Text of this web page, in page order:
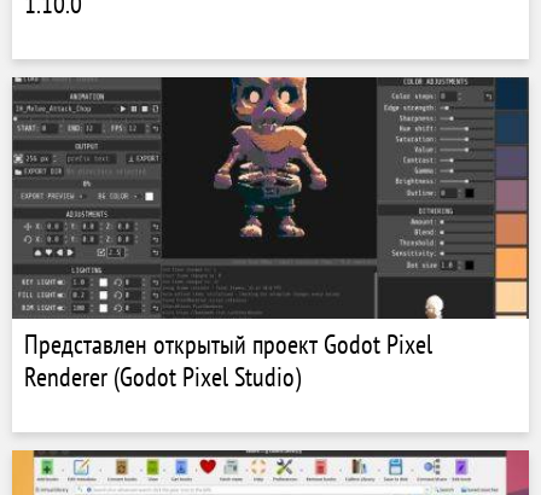
Представлен открытый проект Godot Pixel
Renderer (Godot Pixel Studio)